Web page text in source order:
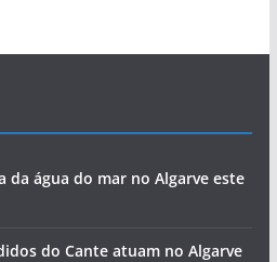
água do mar no Algarve este
do Cante atuam no Algarve